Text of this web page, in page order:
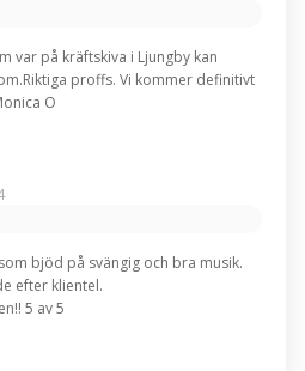
var på kräftskiva i Ljungby kan
proffs. Vi kommer definitivt
O
bjöd på svängig och bra musik.
efter klientel.
5 av 5